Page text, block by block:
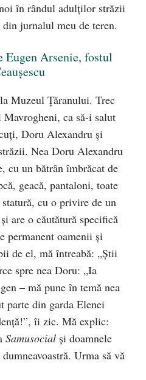
în rândul adulților străzii
jurnalul meu de teren.
Eugen Arsenie, fostul
Muzeul Țăranului. Trec
ca să-i salut
Doru Alexandru și
Nea Doru Alexandru
cu un bătrân îmbrăcat de
geacă, pantaloni, toate
cu o privire de un
are o căutătură specifică
permanent oamenii și
de el, mă întreabă: „Știi
spre nea Doru: „Ia
– mă pune în temă nea
parte din garda Elenei
îi zic. Mă explic:
Samusocial și doamnele
Urma să vă